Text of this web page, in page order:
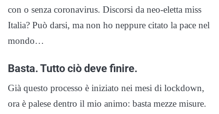
con o senza coronavirus. Discorsi da neo-eletta miss
Italia? Può darsi, ma non ho neppure citato la pace nel
mondo…
Basta. Tutto ciò deve finire.
Già questo processo è iniziato nei mesi di lockdown,
ora è palese dentro il mio animo: basta mezze misure.